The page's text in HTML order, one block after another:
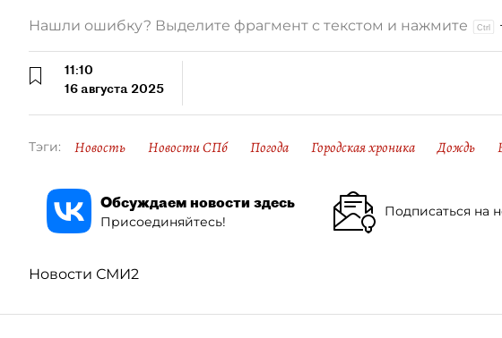
Нашли ошибку? Выделите фрагмент с текстом и нажмите
11:10
16 августа 2025
Тэги: Новость Новости СПб Погода Городская хроника Дождь
Обсуждаем новости здесь
Присоединяйтесь!
Подписаться на
Новости СМИ2